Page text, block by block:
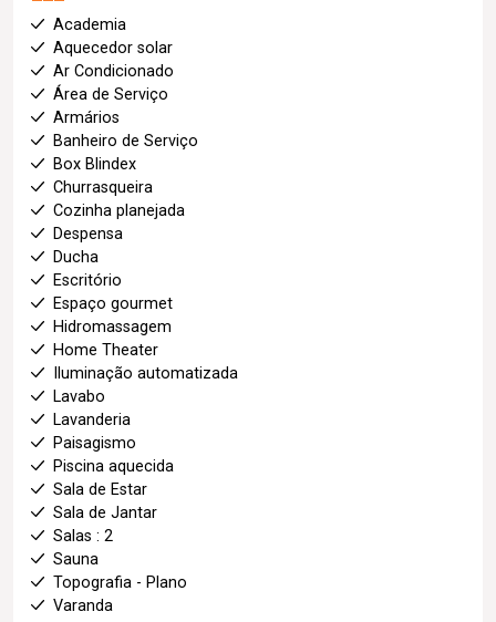
Academia
Aquecedor solar
Ar Condicionado
Área de Serviço
Armários
Banheiro de Serviço
Box Blindex
Churrasqueira
Cozinha planejada
Despensa
Ducha
Escritório
Espaço gourmet
Hidromassagem
Home Theater
Iluminação automatizada
Lavabo
Lavanderia
Paisagismo
Piscina aquecida
Sala de Estar
Sala de Jantar
Salas : 2
Sauna
Topografia - Plano
Varanda